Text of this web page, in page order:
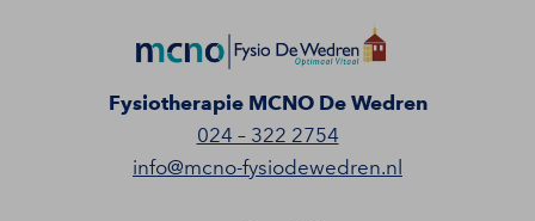
Fysiotherapie MCNO De Wedren
024 – 322 2754
info@mcno-fysiodewedren.nl